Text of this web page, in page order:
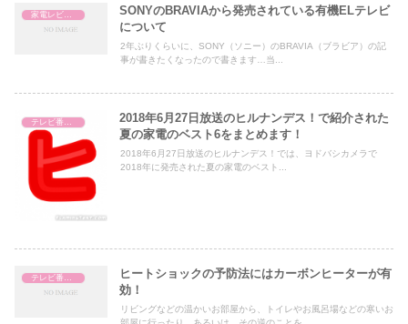
家電レビュー
SONYのBRAVIAから発売されている有機ELテレビ
について
2年ぶりくらいに、SONY（ソニー）のBRAVIA（ブラビア）の記
事が書きたくなったので書きます…当...
テレビ番組レビュー
2018年6月27日放送のヒルナンデス！で紹介された
夏の家電のベスト6をまとめます！
2018年6月27日放送のヒルナンデス！では、ヨドバシカメラで
2018年に発売された夏の家電のベスト...
ヒートショックの予防法にはカーボンヒーターが有
効！
リビングなどの温かいお部屋から、トイレやお風呂場などの寒いお